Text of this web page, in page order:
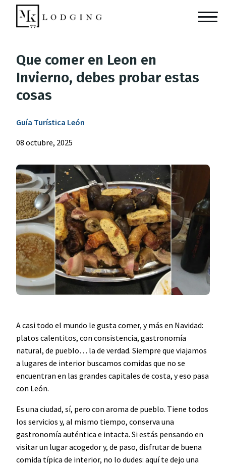
Que comer en Leon en
Invierno, debes probar estas
cosas
Guía Turística León
08 octubre, 2025
A casi todo el mundo le gusta comer, y más en Navidad:
platos calentitos, con consistencia, gastronomía
natural, de pueblo… la de verdad. Siempre que viajamos
a lugares de interior buscamos comidas que no se
encuentran en las grandes capitales de costa, y eso pasa
con León.
Es una ciudad, sí, pero con aroma de pueblo. Tiene todos
los servicios y, al mismo tiempo, conserva una
gastronomía auténtica e intacta. Si estás pensando en
visitar un lugar acogedor y, de paso, disfrutar de buena
comida típica de interior, no lo dudes: aquí te dejo una